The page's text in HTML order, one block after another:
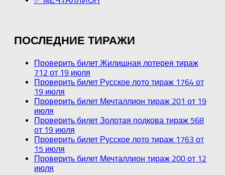
ПОСЛЕДНИЕ ТИРАЖИ
Проверить билет Жилищная лотерея тираж
712 от 19 июля
Проверить билет Русское лото тираж 1764 от
19 июля
Проверить билет Мечталлион тираж 201 от 19
июля
Проверить билет Золотая подкова тираж 568
от 19 июля
Проверить билет Русское лото тираж 1763 от
15 июля
Проверить билет Мечталлион тираж 200 от 12
июля